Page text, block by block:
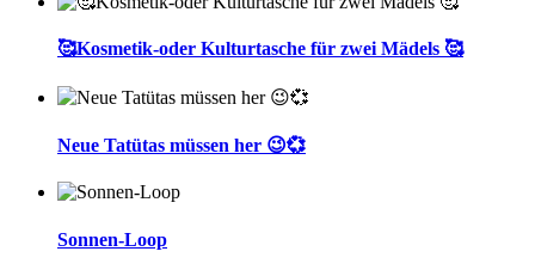
🥰Kosmetik-oder Kulturtasche für zwei Mädels 🥰
Neue Tatütas müssen her 😉💞
Sonnen-Loop